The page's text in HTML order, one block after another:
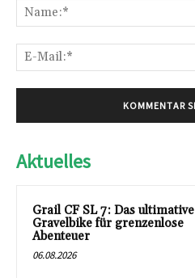
Aktuelles
Grail CF SL 7: Das ultimative
Gravelbike für grenzenlose
Abenteuer
06.08.2026